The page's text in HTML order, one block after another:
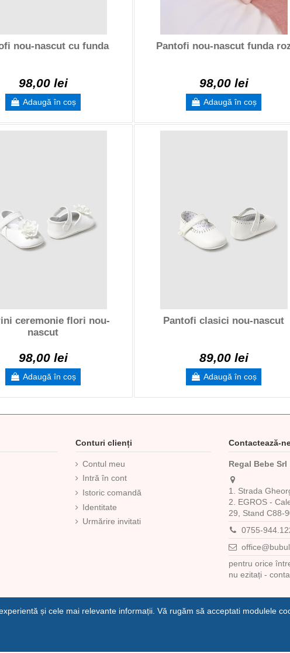
nou-nascut cu funda
98,00 lei
Adaugă în coș
Pantofi nou-nascut funda
98,00 lei
Adaugă în coș
ceremonie flori nou-
nascut
98,00 lei
Adaugă în coș
Pantofi clasici nou-nascut
89,00 lei
Adaugă în coș
Conturi clienți
Contul meu
Intră în cont
Istoric comandă
Identitate
Urmărire invitati
Contactează-
Regal Bebe Srl
1. Strada
2. EGROS -
29, Stand C88-
0755-
pentru orice
nu ezitați -
și cele mai relevante informații. Vă rugăm să acceptati modulele